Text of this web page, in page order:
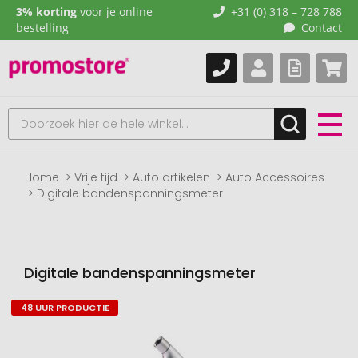
3% korting voor je online
bestelling
+31 (0) 318 – 728 788
Contact
Home Vrije tijd Auto artikelen
Auto Accessoires
Digitale bandenspanningsmeter
Digitale bandenspanningsmeter
Naar
48 UUR PRODUCTIE